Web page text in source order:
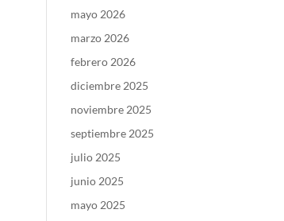
mayo 2026
marzo 2026
febrero 2026
diciembre 2025
noviembre 2025
septiembre 2025
julio 2025
junio 2025
mayo 2025